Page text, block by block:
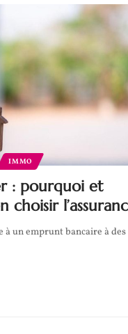
IMMO
: pourquoi et
à un emprunt bancaire à